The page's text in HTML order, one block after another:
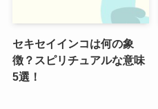
セキセイインコは何の象
徴？スピリチュアルな意味
5選！